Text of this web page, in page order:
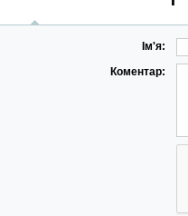
Ім'я:
Коментар: